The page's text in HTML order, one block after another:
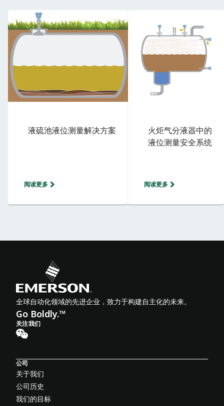
液硫池液位测量解决方案
阅读更多
火炬气分液器中的
液位测量安全系统
阅读更多
全球自动化领域的先进企业，致力于构建自主化的未来。
Go Boldly.™
关注我们
公司
关于我们
公司历史
我们的目标